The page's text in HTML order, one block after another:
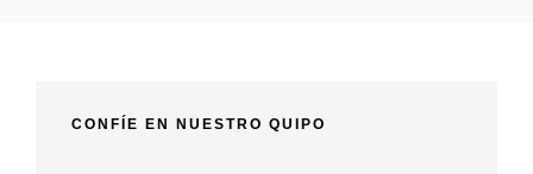
CONFÍE EN NUESTRO QUIPO